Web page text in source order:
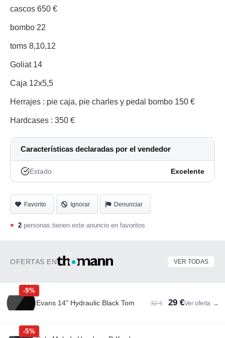
cascos 650 €
bombo 22
toms 8,10,12
Goliat 14
Caja 12x5,5
Herrajes : pie caja, pie charles y pedal bombo 150 €
Hardcases : 350 €
Características declaradas por el vendedor
Estado Excelente
Favorito Ignorar Denunciar
♥ 2 personas tienen este anuncio en favoritos
OFERTAS EN VER TODAS
-9%
Evans 14" Hydraulic Black Tom 32 € 29 €Ver oferta →
-5%